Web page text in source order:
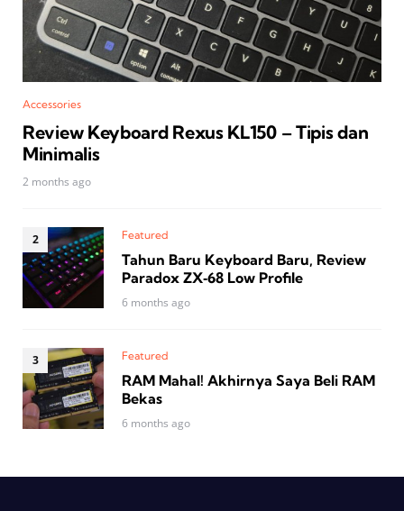
Accessories
Review Keyboard Rexus KL150 – Tipis dan
Minimalis
2 months ago
Featured
Tahun Baru Keyboard Baru, Review
Paradox ZX‑68 Low Profile
6 months ago
Featured
RAM Mahal! Akhirnya Saya Beli RAM
Bekas
6 months ago